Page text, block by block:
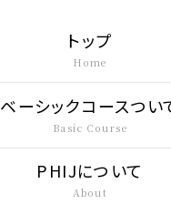
トップ
Home
ベーシックコースつい
Basic Course
PHIJについて
About